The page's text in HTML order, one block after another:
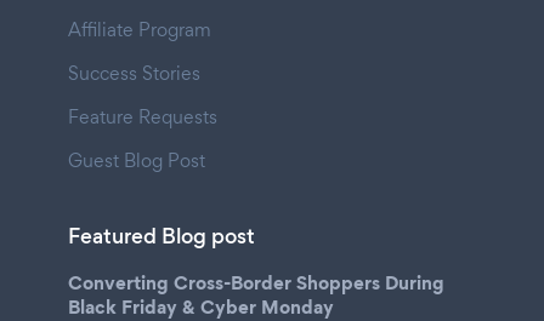
Affiliate Program
Success Stories
Feature Requests
Guest Blog Post
Featured Blog post
Converting Cross-Border Shoppers During
Black Friday & Cyber Monday